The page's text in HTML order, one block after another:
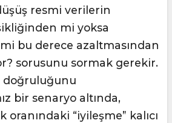
resmi verilerin
mi yoksa
bu derece azaltmasından
sorusunu sormak gerekir.
doğruluğunu
bir senaryo altında,
“iyileşme” kalıcı